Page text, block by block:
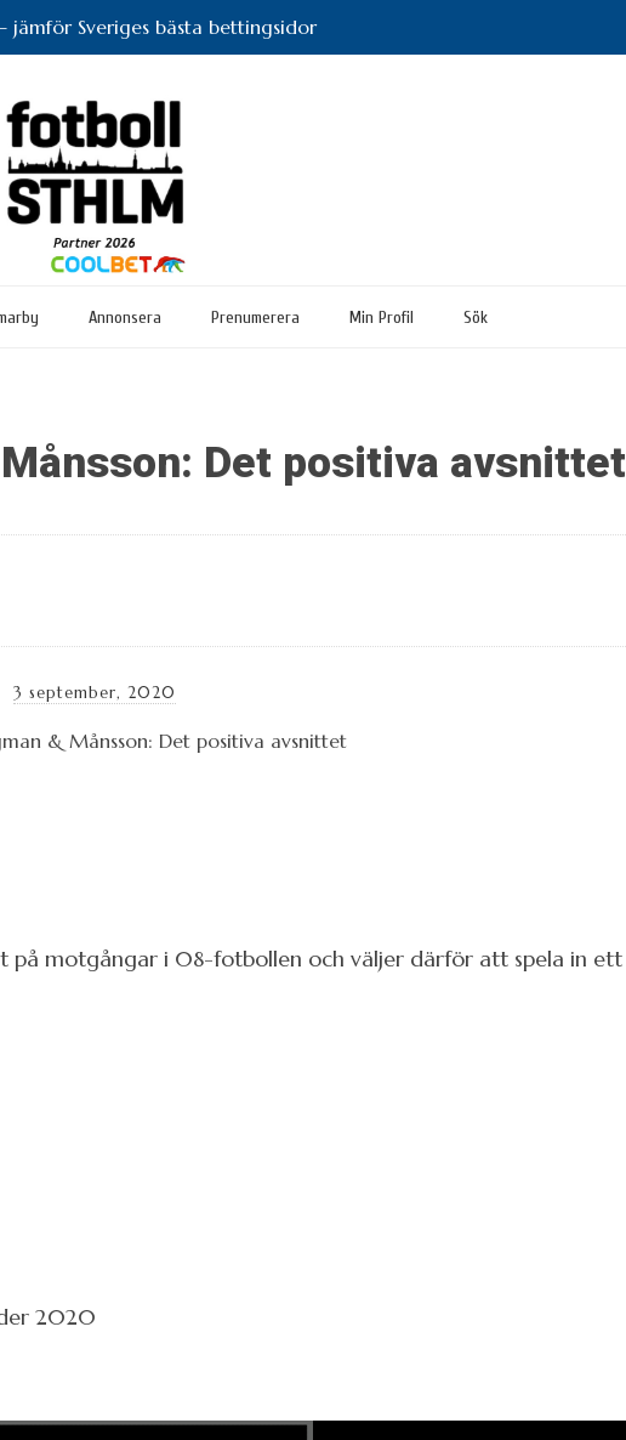
jämför Sveriges bästa bettingsidor
Annonsera Prenumerera Min Profil Sök
Det positiva avsnittet
3 september, 2020
på motgångar i 08-fotbollen och väljer därför att spela in ett
2020